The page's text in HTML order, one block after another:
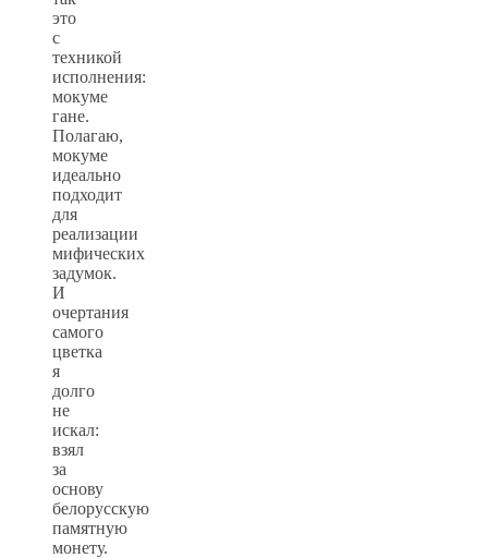
это
с
техникой
исполнения:
мокуме
гане.
Полагаю,
мокуме
идеально
подходит
для
реализации
мифических
задумок.
И
очертания
самого
цветка
я
долго
не
искал:
взял
за
основу
белорусскую
памятную
монету.